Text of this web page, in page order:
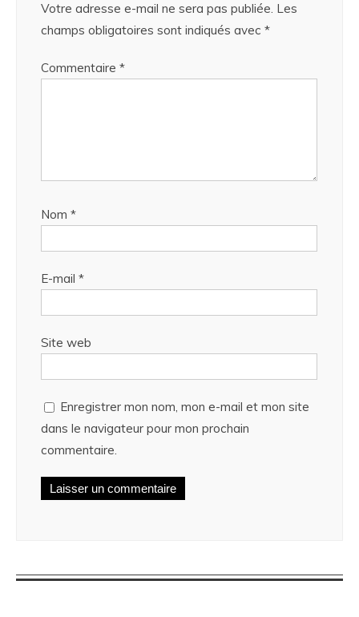
Votre adresse e-mail ne sera pas publiée. Les
champs obligatoires sont indiqués avec *
Commentaire *
Nom *
E-mail *
Site web
Enregistrer mon nom, mon e-mail et mon site
dans le navigateur pour mon prochain
commentaire.